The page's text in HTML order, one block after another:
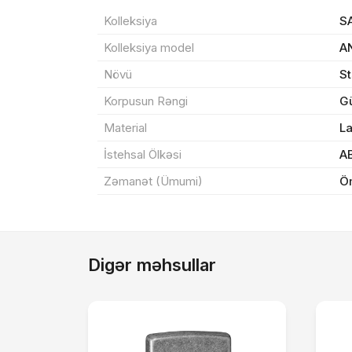
Kolleksiya
Kolleksiya model
Növü
Korpusun Rəngi
Material
İstehsal Ölkəsi
Zəmanət (Ümumi)
Digər məhsullar